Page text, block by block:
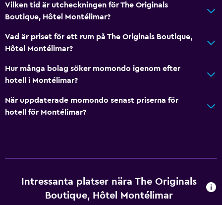
Privat badrum
Walk-in-dusch
Allmänt
Familjerum
Trägolv eller parkettgolv
Sammanlänkade rum tillgängliga
Ljudisolerade rum
Förvaring
Hälsa och säkerhet
Vilken tid är utcheckningen för The Originals
Boutique, Hôtel Montélimar?
Vad är priset för ett rum på The Originals Boutique,
Hôtel Montélimar?
Hur många bolag söker momondo igenom efter
hotell i Montélimar?
När uppdaterade momondo senast priserna för
hotell för Montélimar?
Intressanta platser nära The Originals
Boutique, Hôtel Montélimar